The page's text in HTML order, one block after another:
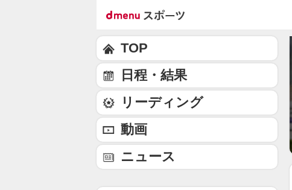
TOP
日程・結果
リーディング
動画
ニュース